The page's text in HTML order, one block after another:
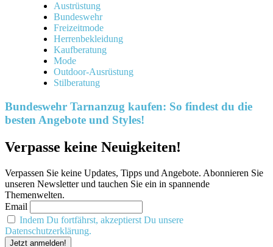
Austrüstung
Bundeswehr
Freizeitmode
Herrenbekleidung
Kaufberatung
Mode
Outdoor-Ausrüstung
Stilberatung
Bundeswehr Tarnanzug kaufen: So findest du die
besten Angebote und Styles!
Verpasse keine Neuigkeiten!
Verpassen Sie keine Updates, Tipps und Angebote. Abonnieren Sie
unseren Newsletter und tauchen Sie ein in spannende
Themenwelten.
Email
Indem Du fortfährst, akzeptierst Du unsere
Datenschutzerklärung.